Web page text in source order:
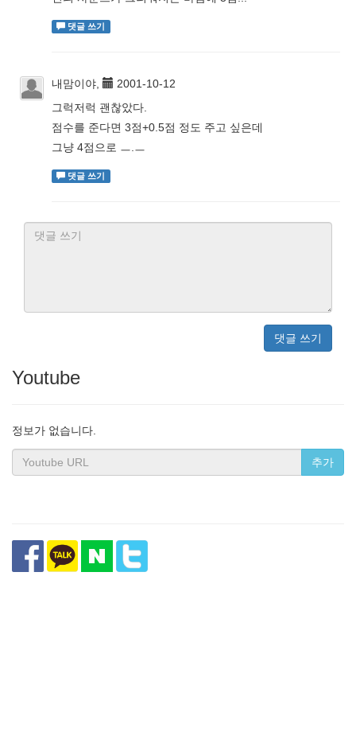
댓글 쓰기
내맘이야,
2001-10-12
그럭저럭 괜찮았다.
점수를 준다면 3점+0.5점 정도 주고 싶은데
그냥 4점으로 ㅡ.ㅡ
댓글 쓰기
댓글 쓰기
Youtube
정보가 없습니다.
추가